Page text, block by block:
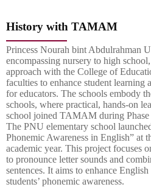
History with TAMAM
Princess Nourah bint Abdulrahman
encompassing nursery to high
approach with the College of
faculties to enhance student learning
for educators. The schools embody
schools, where practical, hands-on
school joined TAMAM during
The PNU elementary school
Phonemic Awareness in English” at
academic year. This project focuses
to pronounce letter sounds and
sentences. It aims to enhance
students’ phonemic awareness.